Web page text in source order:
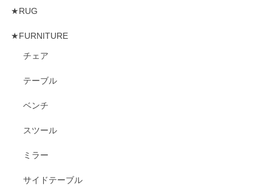
★RUG
★FURNITURE
チェア
テーブル
ベンチ
スツール
ミラー
サイドテーブル